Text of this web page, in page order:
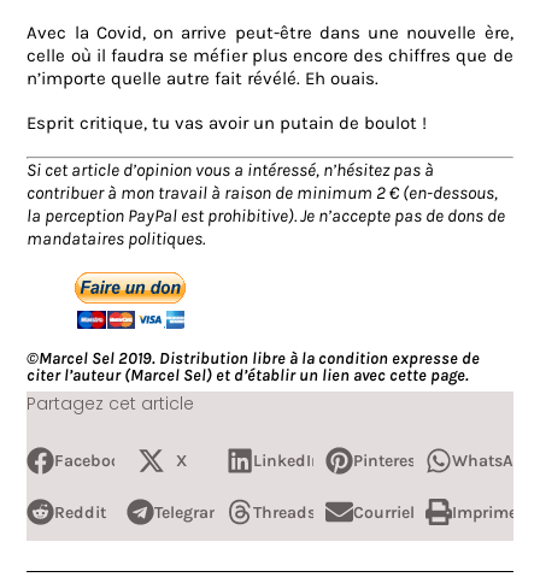
Partagez cet article
Avec la Covid, on arrive peut-être dans une nouvelle ère,
celle où il faudra se méfier plus encore des chiffres que de
n’importe quelle autre fait révélé. Eh ouais.
Esprit critique, tu vas avoir un putain de boulot !
Si cet article d’opinion vous a intéressé, n’hésitez pas à
contribuer à mon travail à raison de minimum 2 € (en-dessous,
la perception PayPal est prohibitive). Je n’accepte pas de dons de
mandataires politiques.
©Marcel Sel 2019. Distribution libre à la condition expresse de
citer l’auteur (Marcel Sel) et d’établir un lien avec cette page.
Facebook X LinkedIn Pinterest WhatsApp
Reddit Telegram Threads Courriel Imprimer